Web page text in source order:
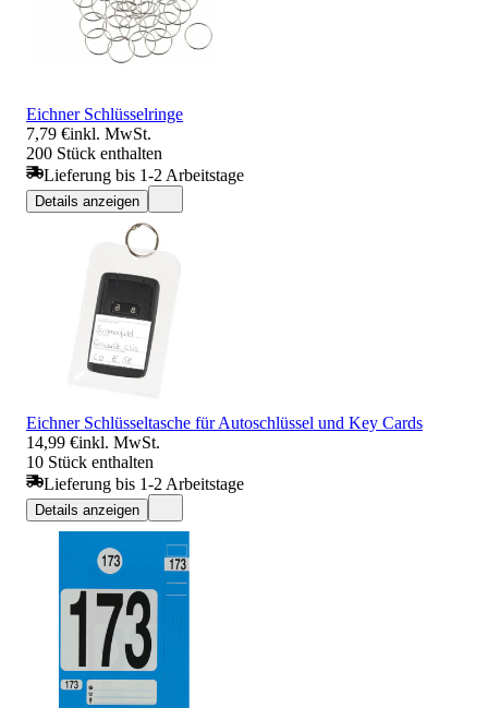
Eichner Schlüsselringe
7,79 €inkl. MwSt.
200 Stück enthalten
Lieferung bis 1-2 Arbeitstage
Details anzeigen
Eichner Schlüsseltasche für Autoschlüssel und Key Cards
14,99 €inkl. MwSt.
10 Stück enthalten
Lieferung bis 1-2 Arbeitstage
Details anzeigen